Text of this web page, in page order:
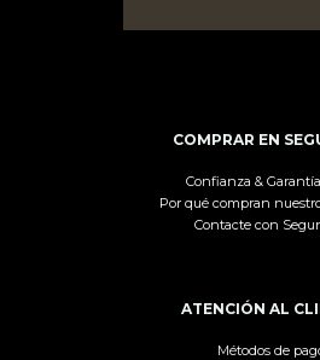
COMPRAR EN
Confianza & Garantía
Por qué compran
Contacte con
ATENCIÓN AL
Métodos de